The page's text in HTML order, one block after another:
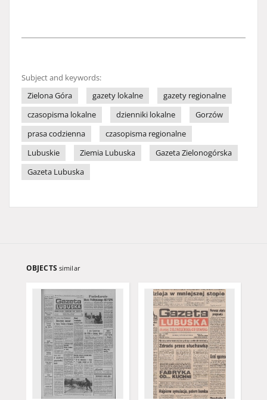
Subject and keywords:
Zielona Góra
gazety lokalne
gazety regionalne
czasopisma lokalne
dzienniki lokalne
Gorzów
prasa codzienna
czasopisma regionalne
Lubuskie
Ziemia Lubuska
Gazeta Zielonogórska
Gazeta Lubuska
OBJECTS similar